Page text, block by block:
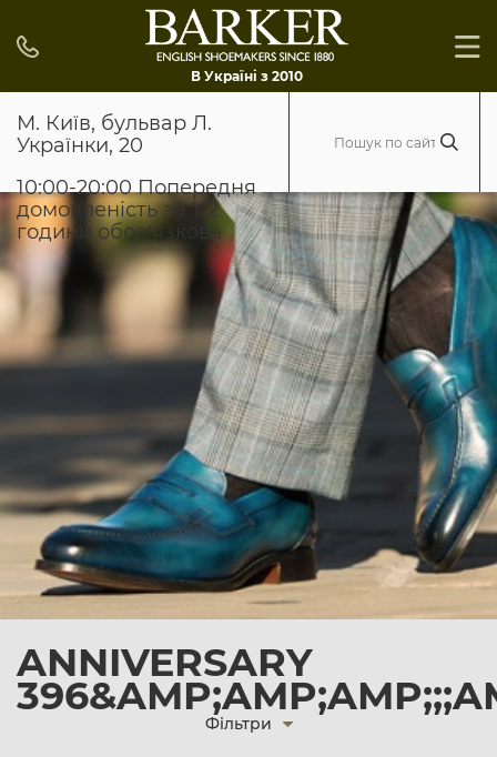
В Україні з 2010
М. Київ, бульвар Л.
Українки, 20
10:00-20:00 Попередня
домовленість за 1-2
години обов'язкова
ANNIVERSARY
Фільтри